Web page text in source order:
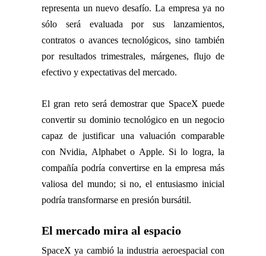
representa un nuevo desafío. La empresa ya no
sólo será evaluada por sus lanzamientos,
contratos o avances tecnológicos, sino también
por resultados trimestrales, márgenes, flujo de
efectivo y expectativas del mercado.
El gran reto será demostrar que SpaceX puede
convertir su dominio tecnológico en un negocio
capaz de justificar una valuación comparable
con Nvidia, Alphabet o Apple. Si lo logra, la
compañía podría convertirse en la empresa más
valiosa del mundo; si no, el entusiasmo inicial
podría transformarse en presión bursátil.
El mercado mira al espacio
SpaceX ya cambió la industria aeroespacial con